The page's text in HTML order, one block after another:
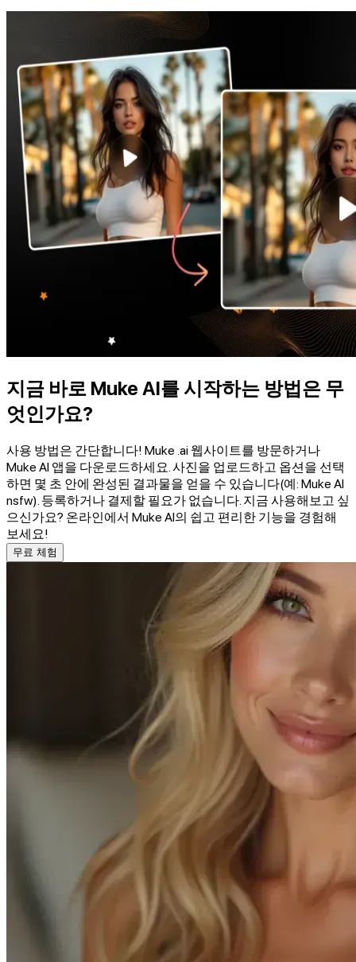
지금 바로 Muke AI를 시작하는 방법은 무
엇인가요?
사용 방법은 간단합니다! Muke .ai 웹사이트를 방문하거나
Muke AI 앱을 다운로드하세요. 사진을 업로드하고 옵션을 선택
하면 몇 초 안에 완성된 결과물을 얻을 수 있습니다(예: Muke AI
nsfw). 등록하거나 결제할 필요가 없습니다. 지금 사용해보고 싶
으신가요? 온라인에서 Muke AI의 쉽고 편리한 기능을 경험해
보세요!
무료 체험